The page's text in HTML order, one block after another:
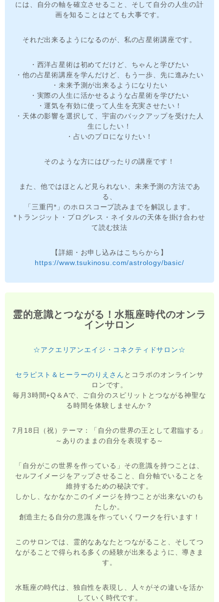
には、自分の軸を確立させること、そして自分の人生の計
画を知ることはとても大事です。
それだ出来るようになるのが、私の占星術講座です。
・西洋占星術は初めてだけど、ちゃんと学びたい
・他の占星術講座を学んだけど、もう一歩、先に進みたい
・未来予測が出来るようになりたい
・実際の人生に活かせるような占星術を学びたい
・運気を有効に使って人生を充実させたい！
・天体の影響を選択して、宇宙のバックアップを受けた人
生にしたい！
・占いのプロになりたい！
そのような方にはぴったりの講座です！
また、他ではほとんど見られない、未来予測の方法であ
る、
「三重円*」のホロスコープ読みまでを解説します。
*トランジット・プログレス・ネイタルの天体を掛け合わせ
て読む技法
【詳細・お申し込みはこちらから】
https://www.tsukinosu.com/astrology/basic/
霊的意識とつながる！水瓶座時代のオンラ
インサロン
☆アクエリアンエイジ・コネクティドサロン☆
セラピスト＆ヒーラーのりえさん とコラボのオンラインサ
ロンです。
毎月3時間+Q＆Aで、ご自分のスピリットとつながる神聖な
る時間を体験しませんか？
7月18日（祝）テーマ：「自分の世界の王として君臨する」
～ありのままの自分を表現する～
「自分がこの世界を作っている」その意識を持つことは、
セルフイメージをアップさせること、自分軸でいることを
維持するための秘訣です。
しかし、なかなかこのイメージを持つことが出来ないのも
たしか。
創造主たる自分の意識を作っていくワークを行います！
このサロンでは、霊的なあなたとつながること、そしてつ
ながることで得られる多くの経験が出来るように、導きま
す。
水瓶座の時代は、独自性を表現し、人々がその違いを活か
していく時代です。